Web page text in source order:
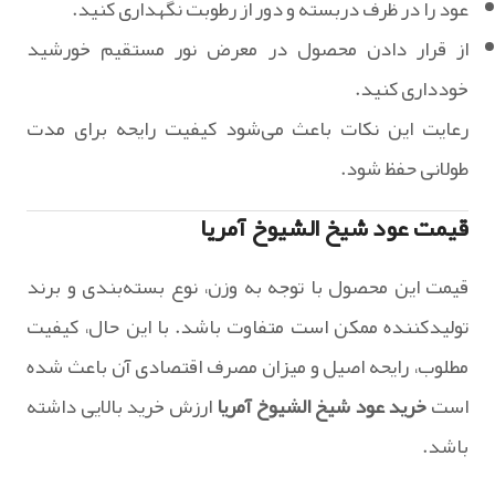
عود را در ظرف دربسته و دور از رطوبت نگهداری کنید.
از قرار دادن محصول در معرض نور مستقیم خورشید
خودداری کنید.
رعایت این نکات باعث می‌شود کیفیت رایحه برای مدت
طولانی حفظ شود.
قیمت عود شیخ الشیوخ آمریا
قیمت این محصول با توجه به وزن، نوع بسته‌بندی و برند
تولیدکننده ممکن است متفاوت باشد. با این حال، کیفیت
مطلوب، رایحه اصیل و میزان مصرف اقتصادی آن باعث شده
استخرید عود شیخ الشیوخ آمریاارزش خرید بالایی داشته
باشد.